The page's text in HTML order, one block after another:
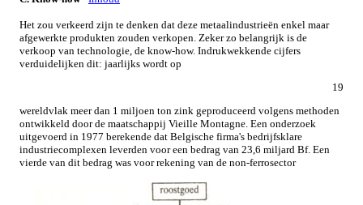
Het zou verkeerd zijn te denken dat deze metaalindustrieën enkel maar
afgewerkte produkten zouden verkopen. Zeker zo belangrijk is de
verkoop van technologie, de know-how. Indrukwekkende cijfers
verduidelijken dit: jaarlijks wordt op
19
wereldvlak meer dan 1 miljoen ton zink geproduceerd volgens methoden
ontwikkeld door de maatschappij Vieille Montagne. Een onderzoek
uitgevoerd in 1977 berekende dat Belgische firma's bedrijfsklare
industriecomplexen leverden voor een bedrag van 23,6 miljard Bf. Een
vierde van dit bedrag was voor rekening van de non-ferrosector